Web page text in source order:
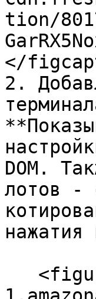
tion/
</
2.
DOM.
лотов -